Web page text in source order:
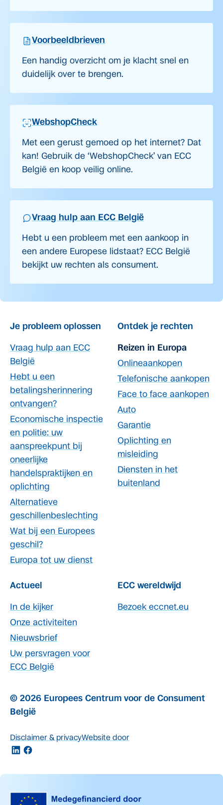
Voorbeeldbrieven
Een handig overzicht om je klacht snel en
duidelijk over te brengen.
WebshopCheck
Met een gerust gemoed op het internet? Dat
kan! Gebruik de ‘WebshopCheck’ van ECC
België en koop veilig online.
Vraag hulp aan ECC België
Hebt u een probleem met een aankoop in
een andere Europese lidstaat? ECC België
bekijkt uw rechten als consument.
Je probleem oplossen
Vraag hulp aan ECC
België
Hebt u een
betalingsherinnering
ontvangen?
Economische inspectie
en politie: uw
aanspreekpunt bij
oneerlijke
handelspraktijken en
oplichting
Alternatieve
geschillenbeslechting
Wat bij een Europees
geschil?
Europa tot uw dienst
Ontdek je rechten
Reizen in Europa
Onlineaankopen
Telefonische aankopen
Face to face aankopen
Auto
Garantie
Oplichting en
misleiding
Diensten in het
buitenland
Actueel
In de kijker
Onze activiteiten
Nieuwsbrief
Uw persvragen voor
ECC België
ECC wereldwijd
Bezoek eccnet.eu
© 2026 Europees Centrum voor de Consument
België
Disclaimer & privacyWebsite door